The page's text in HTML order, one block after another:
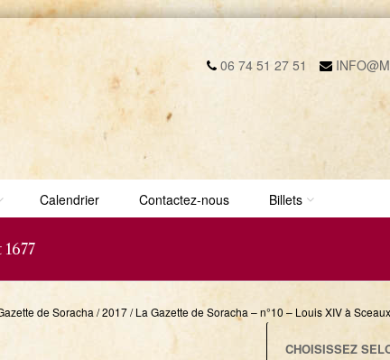
06 74 51 27 51
Calendrier Contactez-nous Billets
de Soracha /2017/La Gazette de Soracha – n°10 – Louis XIV à
CHOISISSEZ